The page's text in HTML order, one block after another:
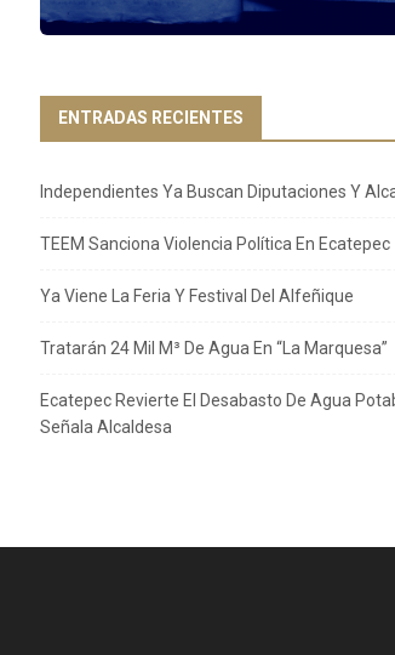
ENTRADAS RECIENTES
Independientes Ya Buscan Diputaciones Y
TEEM Sanciona Violencia Política En Ecatepec
Ya Viene La Feria Y Festival Del Alfeñique
Tratarán 24 Mil M³ De Agua En “La Marquesa”
Ecatepec Revierte El Desabasto De Agua
Señala Alcaldesa